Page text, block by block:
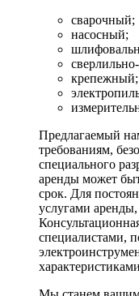
сварочный;
насосный;
крепежный;
Предлагаемый
требованиям,
специального
аренды может
срок. Для
услугами аренды,
специалистами,